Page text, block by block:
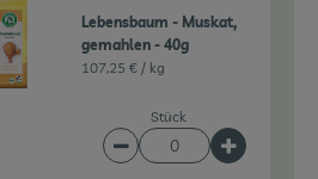
Lebensbaum - Muskat,
gemahlen - 40g
107,25 € / kg
Stück
Artikelanzahl